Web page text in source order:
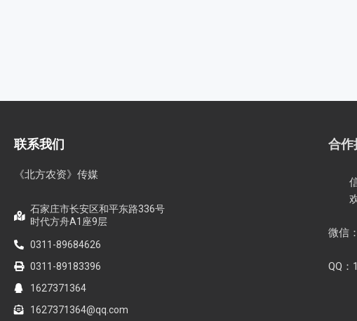
联系我们
《北方农资》传媒
石家庄市长安区和平东路336号
时代方舟A1座9层
0311-89684626
0311-89183396
1627371364
1627371364@qq.com
合作
信
欢
微信
QQ：